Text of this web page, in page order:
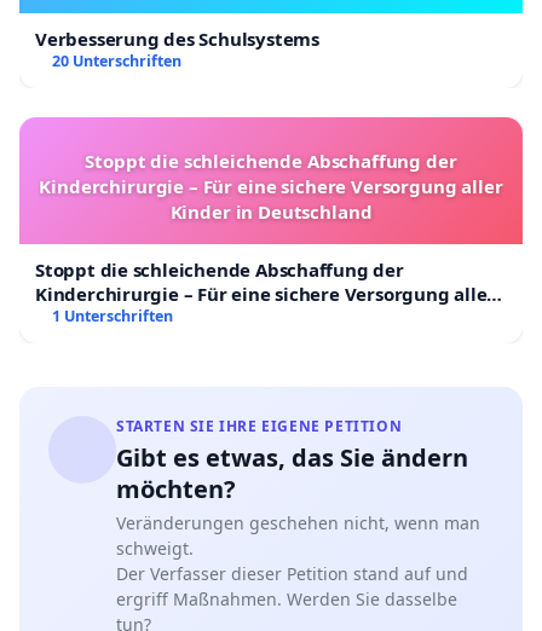
Verbesserung des Schulsystems
20 Unterschriften
Stoppt die schleichende Abschaffung der
Kinderchirurgie – Für eine sichere Versorgung aller
Kinder in Deutschland
Stoppt die schleichende Abschaffung der
Kinderchirurgie – Für eine sichere Versorgung aller
Kinder in Deutschland
1 Unterschriften
STARTEN SIE IHRE EIGENE PETITION
Gibt es etwas, das Sie ändern
möchten?
Veränderungen geschehen nicht, wenn man
schweigt.
Der Verfasser dieser Petition stand auf und
ergriff Maßnahmen. Werden Sie dasselbe
tun?